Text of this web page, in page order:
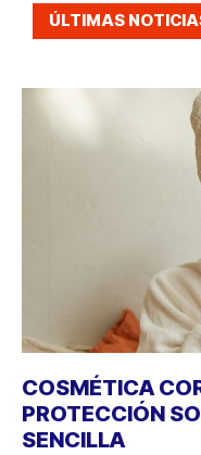
ÚLTIMAS
COSMÉTICA
PROTECCIÓN
SENCILLA